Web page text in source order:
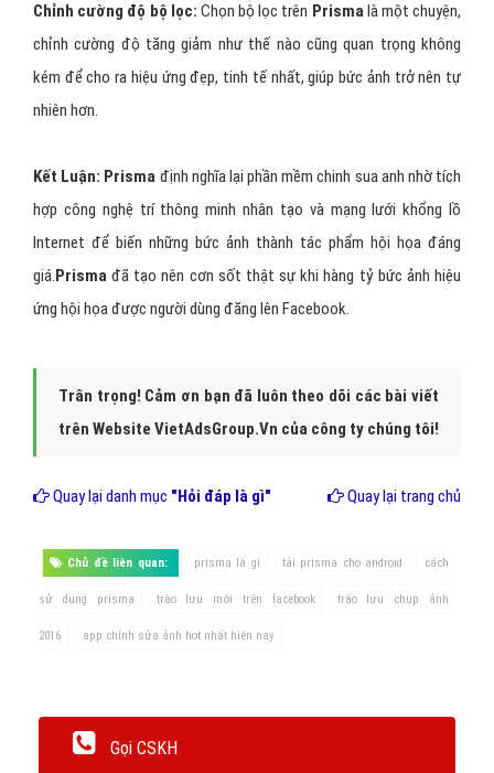
Chỉnh cường độ bộ lọc: Chọn bộ lọc trên Prismalà một chuyện,
chỉnh cường độ tăng giảm như thế nào cũng quan trọng không
kém để cho ra hiệu ứng đẹp, tinh tế nhất, giúp bức ảnh trở nên tự
nhiên hơn.
Kết Luận: Prisma định nghĩa lại phần mềm chinh sua anh nhờ tích
hợp công nghệ trí thông minh nhân tạo và mạng lưới khổng lồ
Internet để biến những bức ảnh thành tác phẩm hội họa đáng
giá. Prisma đã tạo nên cơn sốt thật sự khi hàng tỷ bức ảnh hiệu
ứng hội họa được người dùng đăng lên Facebook.
Trân trọng! Cảm ơn bạn đã luôn theo dõi các bài viết
trên Website VietAdsGroup.Vn của công ty chúng tôi!
Quay lại danh mục "Hỏi đáp là gì" Quay lại trang chủ
Chủ đề liên quan: prisma là gì tải prisma cho android cách
sử dụng prisma trào lưu mới trên facebook trào lưu chụp ảnh
2016 app chỉnh sửa ảnh hot nhất hiện nay
Gọi CSKH